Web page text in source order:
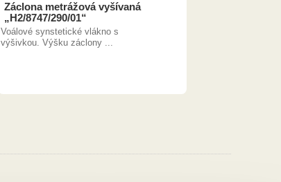
Záclona metrážová vyšívaná
„H2/8747/290/01“
Voálové synstetické vlákno s
výšivkou. Výšku záclony ...